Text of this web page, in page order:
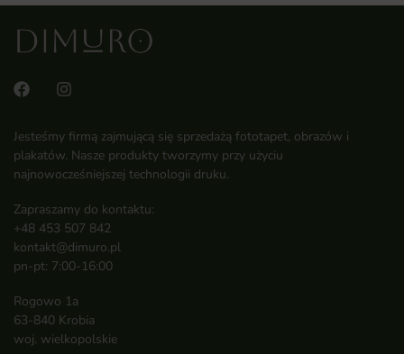
Jesteśmy firmą zajmującą się sprzedażą fototapet, obrazów i
plakatów. Nasze produkty tworzymy przy użyciu
najnowocześniejszej technologii druku.
Zapraszamy do kontaktu:
+48 453 507 842
kontakt@dimuro.pl
pn-pt: 7:00-16:00
Rogowo 1a
63-840 Krobia
woj. wielkopolskie